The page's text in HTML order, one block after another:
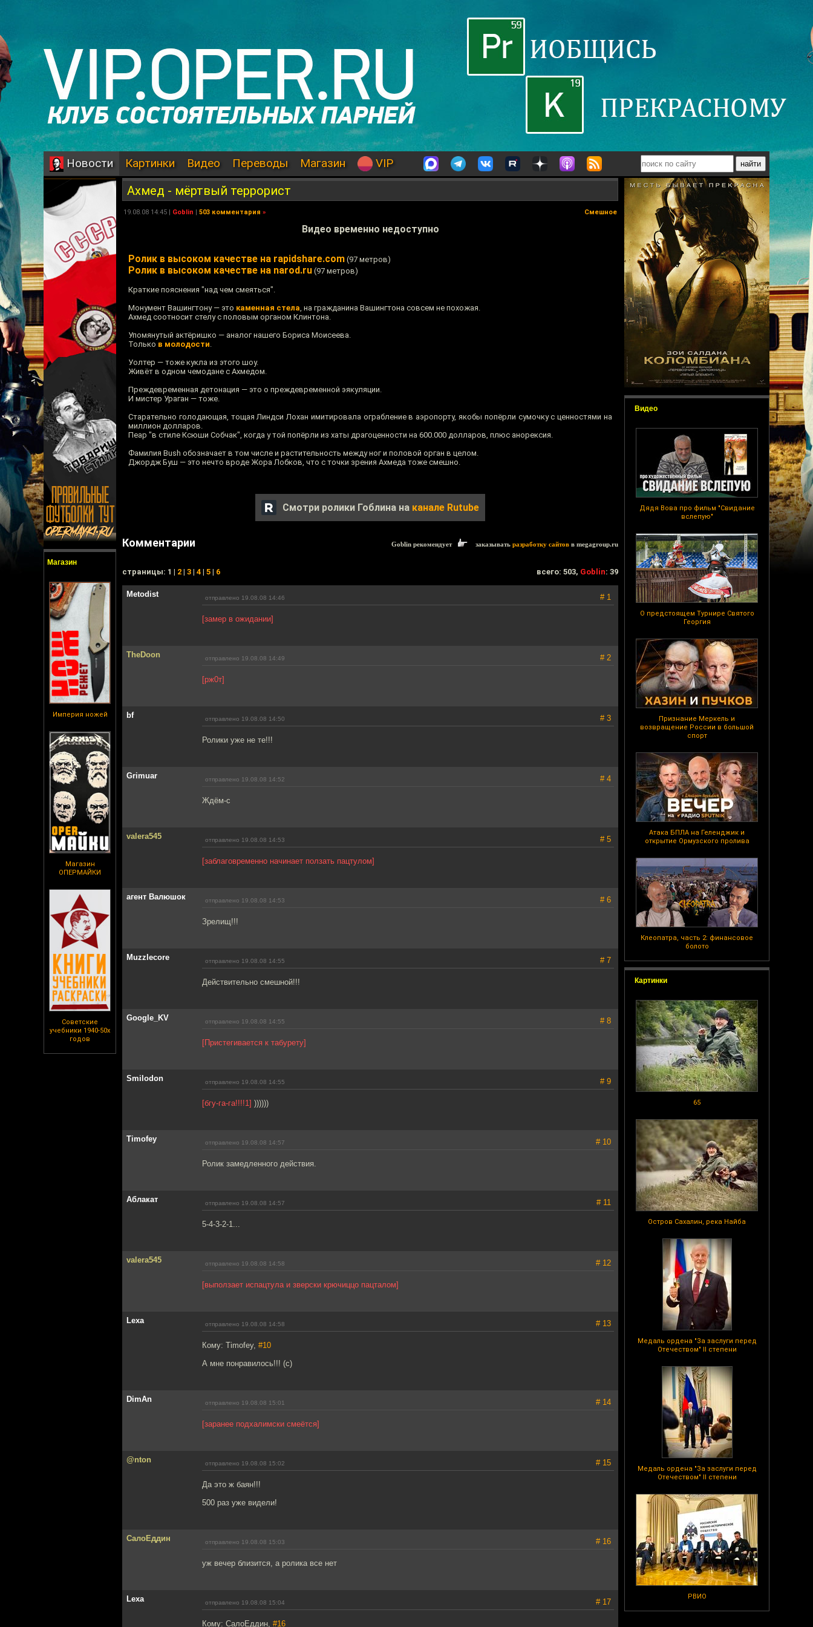
Новости Картинки Видео Переводы Магазин VIP
Магазин
Империя ножей
Магазин
ОПЕРМАЙКИ
Советские
учебники 1940-50х
годов
Видео
Дядя Вова про фильм "Свидание
вслепую"
О предстоящем Турнире Святого
Георгия
Признание Меркель и
возвращение России в большой
спорт
Атака БПЛА на Геленджик и
открытие Ормузского пролива
Клеопатра, часть 2: финансовое
болото
Картинки
65
Остров Сахалин, река Найба
Медаль ордена "За заслуги перед
Отечеством" II степени
Медаль ордена "За заслуги перед
Отечеством" II степени
РВИО
Ахмед - мёртвый террорист
19.08.08 14:45 | Goblin | 503 комментария » Смешное
Видео временно недоступно
Ролик в высоком качестве на rapidshare.com (97 метров)
Ролик в высоком качестве на narod.ru (97 метров)
Краткие пояснения "над чем смеяться".
Монумент Вашингтону — это каменная стела, на гражданина Вашингтона совсем не похожая.
Ахмед соотносит стелу с половым органом Клинтона.
Упомянутый актёришко — аналог нашего Бориса Моисеева.
Только в молодости.
Уолтер — тоже кукла из этого шоу.
Живёт в одном чемодане с Ахмедом.
Преждевременная детонация — это о преждевременной эякуляции.
И мистер Ураган — тоже.
Старательно голодающая, тощая Линдси Лохан имитировала ограбление в аэропорту, якобы попёрли сумочку с ценностями на
миллион долларов.
Пеар "в стиле Ксюши Собчак", когда у той попёрли из хаты драгоценности на 600.000 долларов, плюс анорексия.
Фамилия Bush обозначает в том числе и растительность между ног и половой орган в целом.
Джордж Буш — это нечто вроде Жора Лобков, что с точки зрения Ахмеда тоже смешно.
Смотри ролики Гоблина на канале Rutube
Комментарии Goblin рекомендует заказывать разработку сайтов в megagroup.ru
cтраницы: 1 | 2 | 3 | 4 | 5 | 6 всего: 503, Goblin: 39
Metodist отправлено 19.08.08 14:46 # 1
[замер в ожидании]
TheDoon отправлено 19.08.08 14:49 # 2
[рж0т]
bf отправлено 19.08.08 14:50 # 3
Ролики уже не те!!!
Grimuar отправлено 19.08.08 14:52 # 4
Ждём-с
valera545 отправлено 19.08.08 14:53 # 5
[заблаговременно начинает ползать пацтулом]
агент Валюшок отправлено 19.08.08 14:53 # 6
Зрелищ!!!
Muzzlecore отправлено 19.08.08 14:55 # 7
Действительно смешной!!!
Google_KV отправлено 19.08.08 14:55 # 8
[Пристегивается к табурету]
Smilodon отправлено 19.08.08 14:55 # 9
[бгу-га-га!!!!1] ))))))
Timofey отправлено 19.08.08 14:57 # 10
Ролик замедленного действия.
Аблакат отправлено 19.08.08 14:57 # 11
5-4-3-2-1...
valera545 отправлено 19.08.08 14:58 # 12
[выползает испацтула и зверски крючиццо пацталом]
Lexa отправлено 19.08.08 14:58 # 13
Кому: Timofey, #10
А мне понравилось!!! (с)
DimAn отправлено 19.08.08 15:01 # 14
[заранее подхалимски смеётся]
@nton отправлено 19.08.08 15:02 # 15
Да это ж баян!!!
500 раз уже видели!
СалоЕддин отправлено 19.08.08 15:03 # 16
уж вечер близится, а ролика все нет
Lexa отправлено 19.08.08 15:04 # 17
Кому: СалоЕддин, #16